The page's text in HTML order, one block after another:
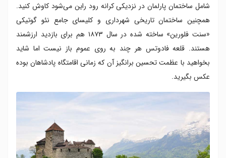
شامل ساختمان پارلمان در نزدیکی کرانه رود راین می‌شود کاوش کنید.
همچنین ساختمان تاریخی شهرداری و کلیسای جامع نئو گوتیکی
«سنت فلورین» ساخته شده در سال ۱۸۷۳ هم برای بازدید ارزشمند
هستند. قلعه فادوتس هر چند به روی عموم باز نیست اما شاید
بخواهید با عظمت تحسین برانگیز آن که زمانی اقامتگاه پادشاهان بوده
عکس بگیرید.